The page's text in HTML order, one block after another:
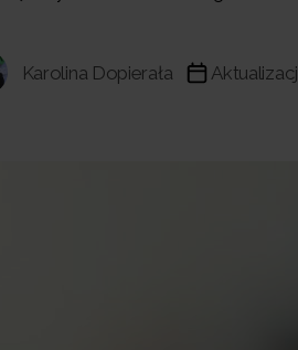
Karolina Dopierała